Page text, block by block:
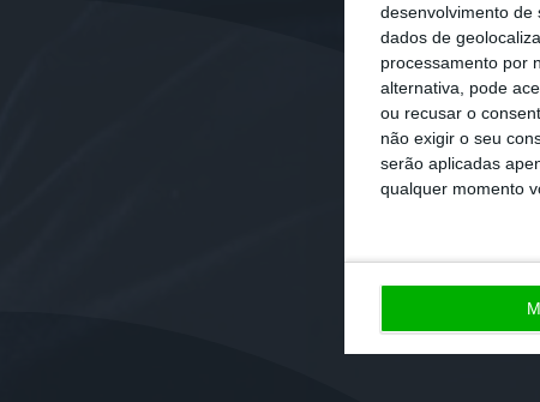
desenvolvimento de
dados de
processamento por
alternativa, pode
ou recusar o
não exigir o seu
serão aplicadas
qualquer momento